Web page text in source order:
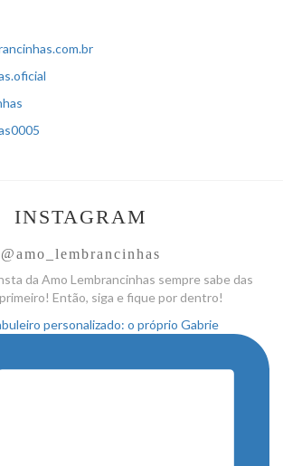
INSTAGRAM
@amo_lembrancinhas
da Amo Lembrancinhas sempre sabe das
Então, siga e fique por dentro!
personalizado: o próprio Gabrie